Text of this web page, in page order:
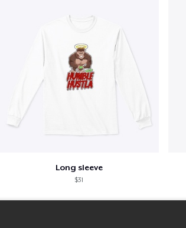
Long sleeve
$31